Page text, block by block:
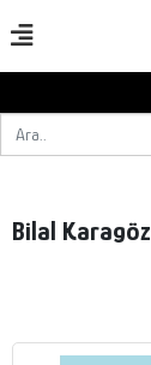
Bilal Karagöz